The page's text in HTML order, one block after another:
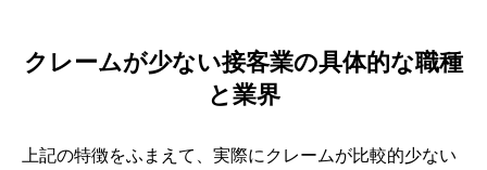
クレームが少ない接客業の具体的な職種
と業界
上記の特徴をふまえて、実際にクレームが比較的少ない